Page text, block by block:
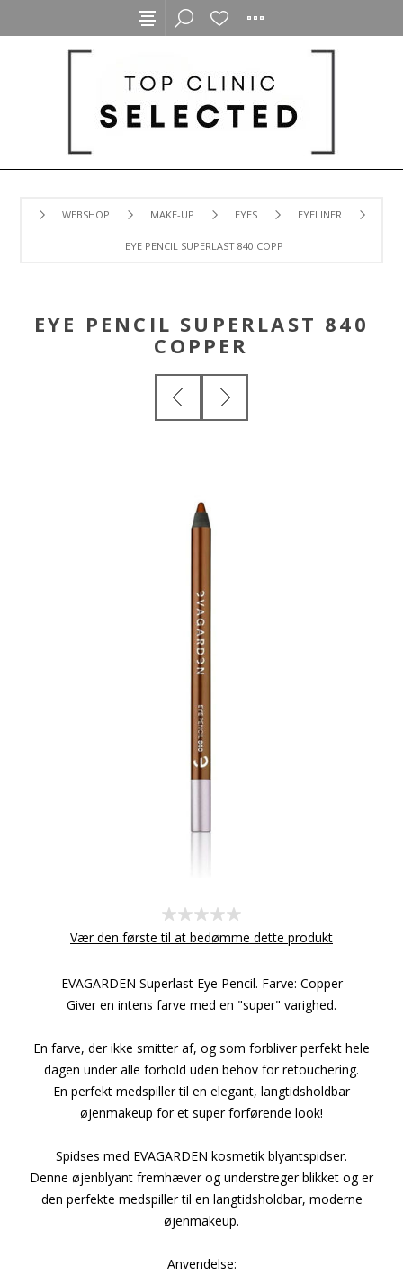
WEBSHOP MAKE-UP EYES EYELINER
EYE PENCIL SUPERLAST 840 COPPER
EYE PENCIL SUPERLAST 840
COPPER
Vær den første til at bedømme dette produkt
EVAGARDEN Superlast Eye Pencil. Farve: Copper
Giver en intens farve med en "super" varighed.
En farve, der ikke smitter af, og som forbliver perfekt hele
dagen under alle forhold uden behov for retouchering.
En perfekt medspiller til en elegant, langtidsholdbar
øjenmakeup for et super forførende look!
Spidses med EVAGARDEN kosmetik blyantspidser.
Denne øjenblyant fremhæver og understreger blikket og er
den perfekte medspiller til en langtidsholdbar, moderne
øjenmakeup.
Anvendelse: